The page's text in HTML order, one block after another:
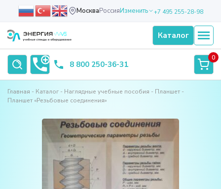
МоскваРоссияИзменить +7 495 255-28-98
Каталог
8 800 250-36-31
0
Главная Каталог Наглядные учебные пособия
Планшет
Планшет «Резьбовые соединения»